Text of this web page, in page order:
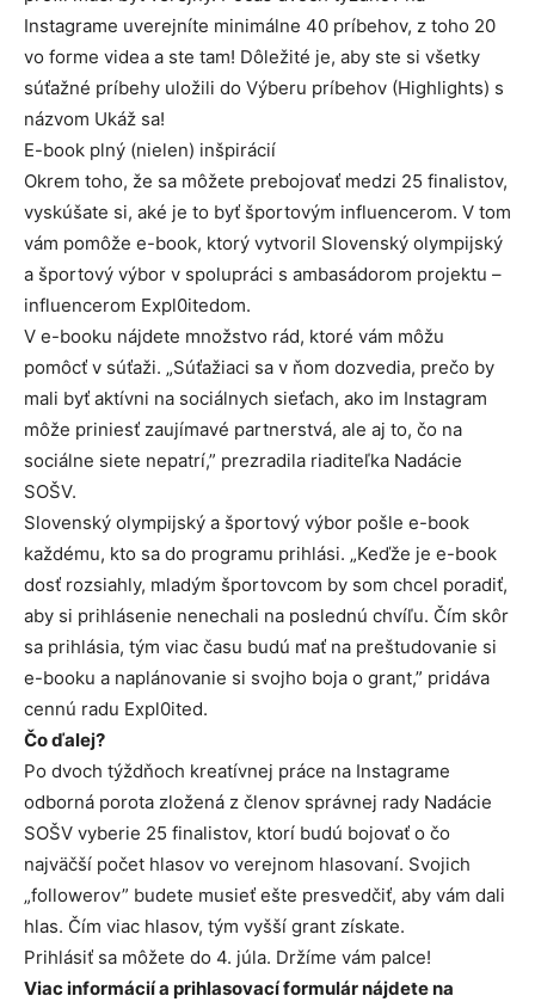
Instagrame uverejníte minimálne 40 príbehov, z toho 20
vo forme videa a ste tam! Dôležité je, aby ste si všetky
súťažné príbehy uložili do Výberu príbehov (Highlights) s
názvom Ukáž sa!
E-book plný (nielen) inšpirácií
Okrem toho, že sa môžete prebojovať medzi 25 finalistov,
vyskúšate si, aké je to byť športovým influencerom. V tom
vám pomôže e-book, ktorý vytvoril Slovenský olympijský
a športový výbor v spolupráci s ambasádorom projektu –
influencerom Expl0itedom.
V e-booku nájdete množstvo rád, ktoré vám môžu
pomôcť v súťaži. „Súťažiaci sa v ňom dozvedia, prečo by
mali byť aktívni na sociálnych sieťach, ako im Instagram
môže priniesť zaujímavé partnerstvá, ale aj to, čo na
sociálne siete nepatrí,” prezradila riaditeľka Nadácie
SOŠV.
Slovenský olympijský a športový výbor pošle e-book
každému, kto sa do programu prihlási. „Keďže je e-book
dosť rozsiahly, mladým športovcom by som chcel poradiť,
aby si prihlásenie nenechali na poslednú chvíľu. Čím skôr
sa prihlásia, tým viac času budú mať na preštudovanie si
e-booku a naplánovanie si svojho boja o grant,” pridáva
cennú radu Expl0ited.
Čo ďalej?
Po dvoch týždňoch kreatívnej práce na Instagrame
odborná porota zložená z členov správnej rady Nadácie
SOŠV vyberie 25 finalistov, ktorí budú bojovať o čo
najväčší počet hlasov vo verejnom hlasovaní. Svojich
„followerov” budete musieť ešte presvedčiť, aby vám dali
hlas. Čím viac hlasov, tým vyšší grant získate.
Prihlásiť sa môžete do 4. júla. Držíme vám palce!
Viac informácií a prihlasovací formulár nájdete na